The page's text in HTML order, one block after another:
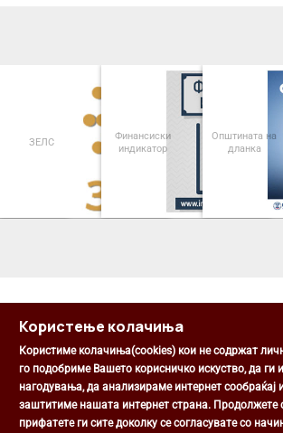
ЗЕЛС
Финансиски
индикатор
Општината на
дланка
Општина Центар
Михаил Цоков бр. 1, Скопје
Користење колачиња
Користиме колачиња(cookies) кои не содржат
го подобриме Вашето корисничко искуство, да
нагодувања, да анализираме интернет сообраќај
заштитиме нашата интернет страна. Продолжете
прифатете ги сите доколку се согласувате со